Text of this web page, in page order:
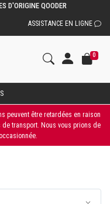
D'ORIGINE QOODER
ASSISTANCE EN LIGNE
0
peuvent être retardées en raison
transport. Nous vous prions de